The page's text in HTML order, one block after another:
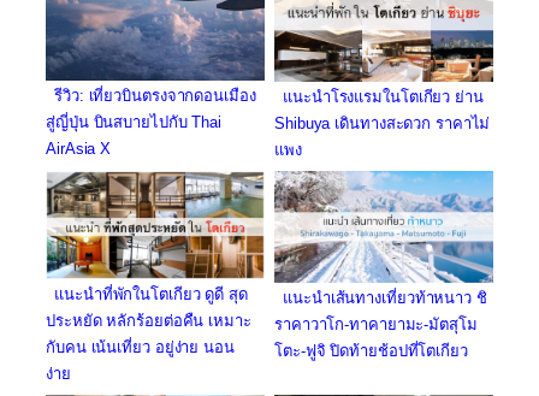
รีวิว: เที่ยวบินตรงจากดอนเมือง
สู่ญี่ปุ่น บินสบายไปกับ Thai
AirAsia X
แนะนำโรงแรมในโตเกียว ย่าน
Shibuya เดินทางสะดวก ราคาไม่
แพง
แนะนำที่พักในโตเกียว ดูดี สุด
ประหยัด หลักร้อยต่อคืน เหมาะ
กับคน เน้นเที่ยว อยู่ง่าย นอน
ง่าย
แนะนำเส้นทางเที่ยวท้าหนาว ชิ
ราคาวาโก-ทาคายามะ-มัตสุโม
โตะ-ฟูจิ ปิดท้ายช้อปที่โตเกียว